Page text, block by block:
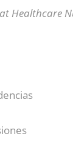
Healthcare